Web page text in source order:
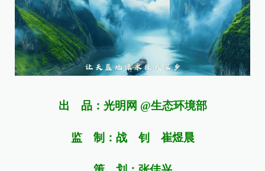
出 品：光明网 @生态环境部
监 制：战 钊 崔煜晨